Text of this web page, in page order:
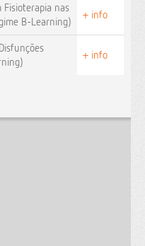
Fisioterapia nas
B-Learning)
+ info
+ info